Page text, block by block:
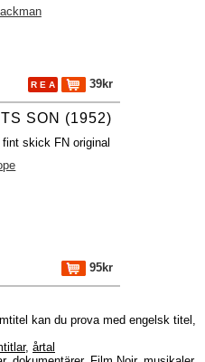
R E A 39kr
SON (1952)
skick FN original
95kr
kan du prova med engelsk titel,
, årtal